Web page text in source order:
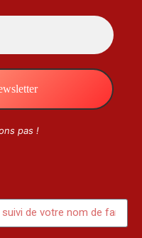
pas !